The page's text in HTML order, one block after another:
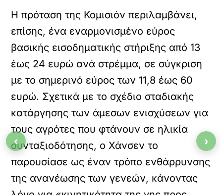
Η πρόταση της Κομισιόν περιλαμβάνει,
επίσης, ένα εναρμονισμένο εύρος
βασικής εισοδηματικής στήριξης από 13
έως 24 ευρώ ανά στρέμμα, σε σύγκριση
με το σημερινό εύρος των 11,8 έως 60
ευρώ. Σχετικά με το σχέδιο σταδιακής
κατάργησης των άμεσων ενισχύσεων για
τους αγρότες που φτάνουν σε ηλικία
συνταξιοδότησης, ο Χάνσεν το
παρουσίασε ως έναν τρόπο ενθάρρυνσης
της ανανέωσης των γενεών, κάνοντας
‹ ›